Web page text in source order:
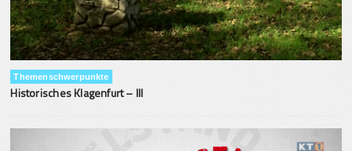
Themenschwerpunkte
Historisches Klagenfurt – III